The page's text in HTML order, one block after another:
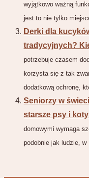
wyjątkowo ważną
jest to nie tylko
Derki dla
tradycyjnych?
potrzebuje czasem
korzysta się z tak
dodatkową ochronę,
Seniorzy w
starsze psy i
domowymi wymaga
podobnie jak ludzie,